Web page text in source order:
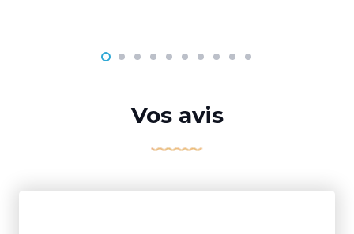
Vos avis